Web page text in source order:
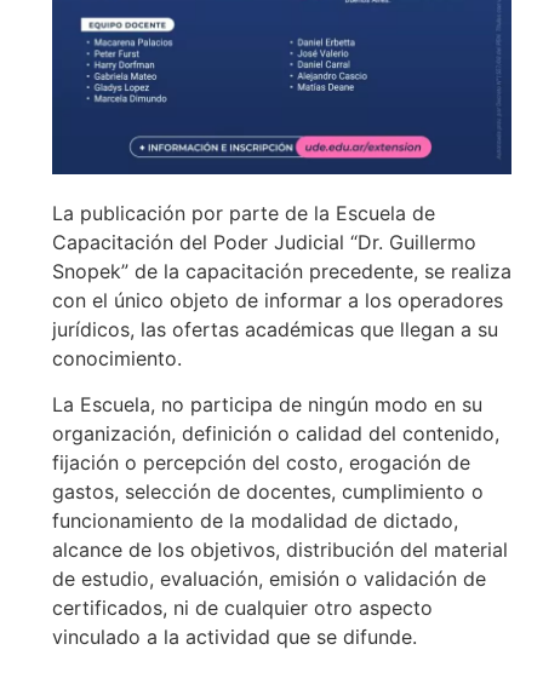
La publicación por parte de la Escuela de
Capacitación del Poder Judicial “Dr. Guillermo
Snopek” de la capacitación precedente, se realiza
con el único objeto de informar a los operadores
jurídicos, las ofertas académicas que llegan a su
conocimiento.
La Escuela, no participa de ningún modo en su
organización, definición o calidad del contenido,
fijación o percepción del costo, erogación de
gastos, selección de docentes, cumplimiento o
funcionamiento de la modalidad de dictado,
alcance de los objetivos, distribución del material
de estudio, evaluación, emisión o validación de
certificados, ni de cualquier otro aspecto
vinculado a la actividad que se difunde.